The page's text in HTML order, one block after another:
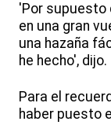
'Por supuesto
en una gran
una hazaña
he hecho', dijo.
Para el
haber puesto